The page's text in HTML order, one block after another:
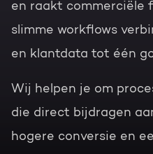
en raakt commerciële
slimme workflows
en klantdata tot één
Wij helpen je om
die direct bijdragen
hogere conversie en